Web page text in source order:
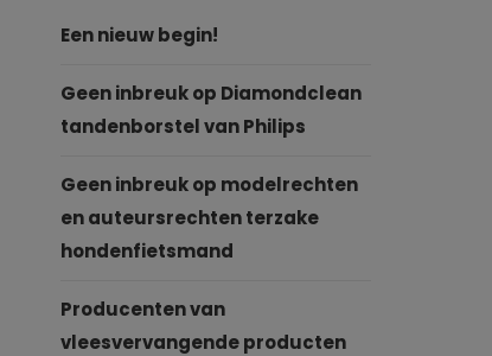
Een nieuw begin!
Geen inbreuk op Diamondclean
tandenborstel van Philips
Geen inbreuk op modelrechten
en auteursrechten terzake
hondenfietsmand
Producenten van
vleesvervangende producten